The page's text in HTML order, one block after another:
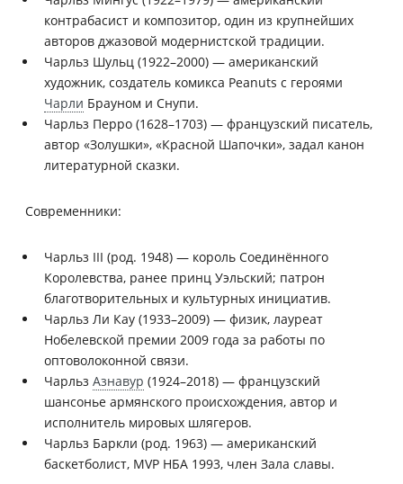
контрабасист и композитор, один из крупнейших
авторов джазовой модернистской традиции.
Чарльз Шульц (1922–2000) — американский
художник, создатель комикса Peanuts с героями
Чарли Брауном и Снупи.
Чарльз Перро (1628–1703) — французский писатель,
автор «Золушки», «Красной Шапочки», задал канон
литературной сказки.
Современники:
Чарльз III (род. 1948) — король Соединённого
Королевства, ранее принц Уэльский; патрон
благотворительных и культурных инициатив.
Чарльз Ли Кау (1933–2009) — физик, лауреат
Нобелевской премии 2009 года за работы по
оптоволоконной связи.
Чарльз Азнавур (1924–2018) — французский
шансонье армянского происхождения, автор и
исполнитель мировых шлягеров.
Чарльз Баркли (род. 1963) — американский
баскетболист, MVP НБА 1993, член Зала славы.